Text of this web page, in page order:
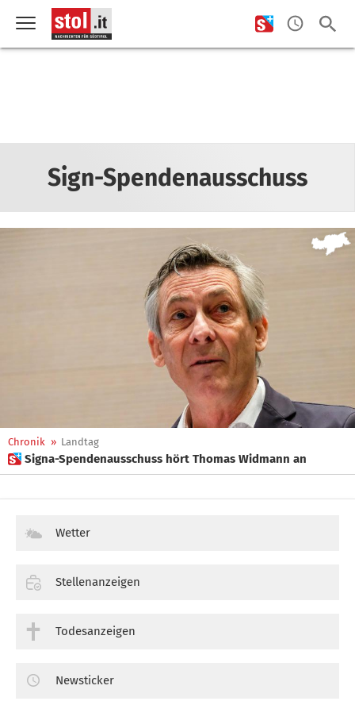
Sign-Spendenausschuss
Chronik » Landtag
 Signa-Spendenausschuss hört Thomas Widmann an
Wetter
Stellenanzeigen
Todesanzeigen
Newsticker